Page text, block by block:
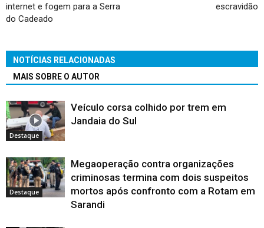
internet e fogem para a Serra
do Cadeado
escravidão
NOTÍCIAS RELACIONADAS
MAIS SOBRE O AUTOR
Destaque
Veículo corsa colhido por trem em
Jandaia do Sul
Destaque
Megaoperação contra organizações
criminosas termina com dois suspeitos
mortos após confronto com a Rotam em
Sarandi